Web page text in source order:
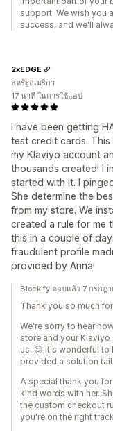
support. We wish you
success, and we'll
I have been getting
test credit cards.
my Klaviyo account
thousands created! I
started with it. I
She determine the
from my store. We
created a rule for me
this in a couple of
fraudulent profile
provided by Anna!
2xEDGE
สหรัฐอเมริกา
17 นาที ในการใช้แอป
Blockify ตอบแล้ว 7 กรกฎ
Thank you so much
We're sorry to hear
store and your
us. 😊 It's wonderful
provided a solution
A special thank you
kind words with her.
the custom checkout
you're on the right